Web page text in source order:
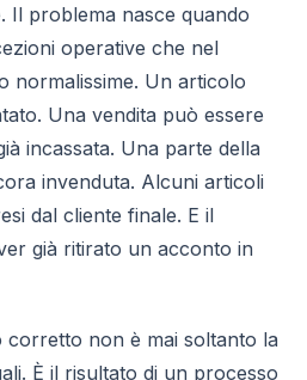
Il problema nasce quando
operative che nel
normalissime. Un articolo
Una vendita può essere
incassata. Una parte della
invenduta. Alcuni articoli
dal cliente finale. E il
già ritirato un acconto in
corretto non è mai soltanto la
È il risultato di un processo